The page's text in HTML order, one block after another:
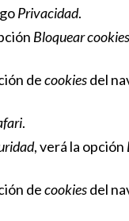
Privacidad.
Bloquear cookies
decookiesdel
.
, verá la opción
decookiesdel